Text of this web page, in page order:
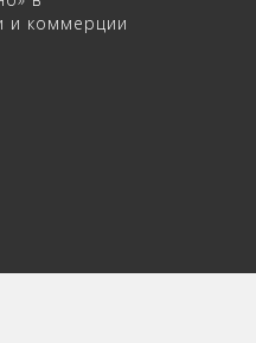
и коммерции